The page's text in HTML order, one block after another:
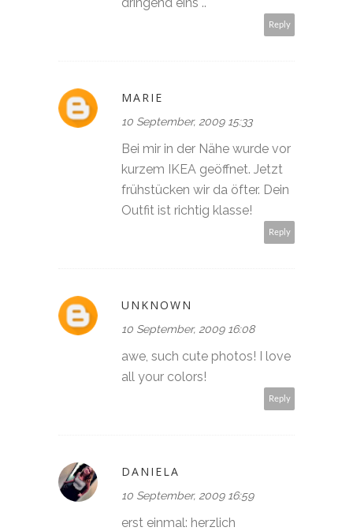
Reply
MARIE
10 September, 2009 15:33
Bei mir in der Nähe wurde vor
kurzem IKEA geöffnet. Jetzt
frühstücken wir da öfter. Dein
Outfit ist richtig klasse!
Reply
UNKNOWN
10 September, 2009 16:08
awe, such cute photos! I love
all your colors!
Reply
DANIELA
10 September, 2009 16:59
erst einmal: herzlich